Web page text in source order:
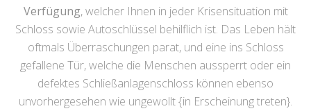
Verfügung, welcher Ihnen in jeder Krisensituation mit
Schloss sowie Autoschlüssel behilflich ist. Das Leben hält
oftmals Überraschungen parat, und eine ins Schloss
gefallene Tür, welche die Menschen aussperrt oder ein
defektes Schließanlagenschloss können ebenso
unvorhergesehen wie ungewollt {in Erscheinung treten}.